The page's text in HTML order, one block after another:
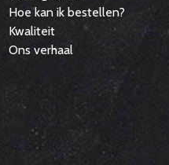
Hoe kan ik bestellen?
Kwaliteit
Ons verhaal